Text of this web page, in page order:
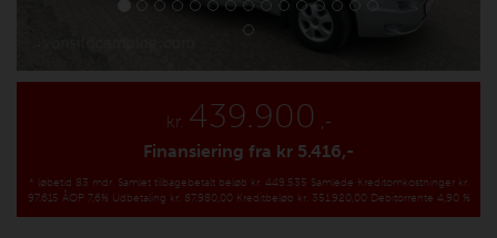
kr. 439.900
,-
Finansiering fra kr 5.416,-
* løbetid 83 mdr. Samlet tilbagebetalt beløb kr. 449.535 Samlede Kreditomkostninger kr.
97.615 ÅOP 7,6% Udbetaling kr. 87.980,00 Kreditbeløb kr. 351.920,00 Debitorrente 4,90 %